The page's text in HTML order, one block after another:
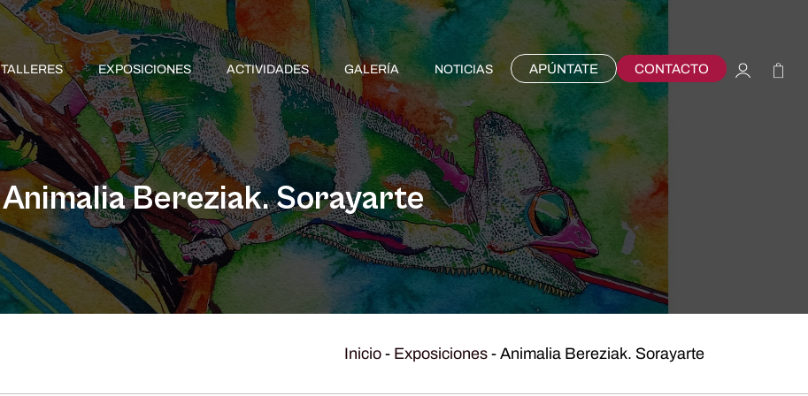
TALLERES EXPOSICIONES ACTIVIDADES GALERÍA NOTICIAS APÚNTATE CONTACTO
Animalia Bereziak. Sorayarte
Inicio - Exposiciones - Animalia Bereziak. Sorayarte